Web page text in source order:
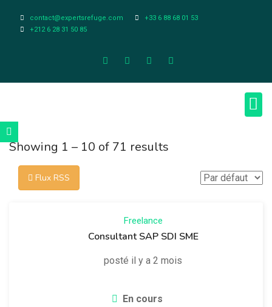
contact@expertsrefuge.com
+33 6 88 68 01 53
+212 6 28 31 50 85
Showing 1 – 10 of 71 results
Flux RSS
Freelance
Consultant SAP SDI SME
posté il y a 2 mois
En cours